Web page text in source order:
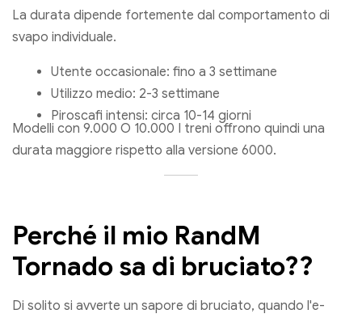
La durata dipende fortemente dal comportamento di
svapo individuale.
Utente occasionale: fino a 3 settimane
Utilizzo medio: 2-3 settimane
Piroscafi intensi: circa 10-14 giorni
Modelli con 9.000 O 10.000 I treni offrono quindi una
durata maggiore rispetto alla versione 6000.
Perché il mio RandM
Tornado sa di bruciato??
Di solito si avverte un sapore di bruciato, quando l'e-